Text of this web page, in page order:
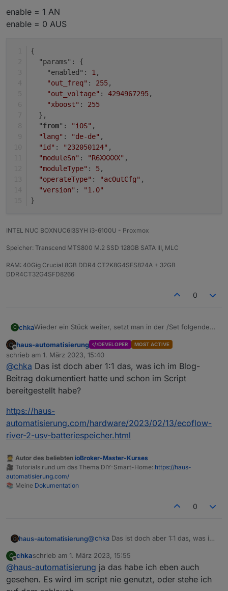
enable = 1 AN
enable = 0 AUS
{
  "params": {
    "enabled":
1,
"out_freq" : 255,
"out_voltage" : 4294967295,
"xboost" : 255
  },
  "
from": "iOS" ,
"lang" : "de-de" ,
"id" : "232050124" ,
"moduleSn" : "R6XXXXX" ,
"moduleType" : 5,
"operateType" : "acOutCfg" ,
"version" :
"1.0"
}
INTEL NUC BOXNUC6I3SYH i3-6100U - Proxmox
Speicher: Transcend MTS800 M.2 SSD 128GB SATA III, MLC
RAM: 40Gig Crucial 8GB DDR4 CT2K8G4SFS824A + 32GB
DDR4CT32G4SFD8266
0
C chkaWieder ein Stück weiter, setzt man in der /Set folgendes
Jetzt muss es noch in das Script rein.
enable = 1 AN
enable = 0 AUS
{
  "params": {
    "enabled": 1,
    "out_freq": 255,
    "xboost": 255
  },
  "from": "iOS",
  "moduleSn": "R6XXXXX",
  "moduleType": 5,
  "operateType": "acOutCfg",
Offline
haus-automatisierung DEVELOPER MOST ACTIVE
schrieb am 1. März 2023, 15:40
zuletzt editiert von
@chka Das ist doch aber 1:1 das, was ich im Blog-
Beitrag dokumentiert hatte und schon im Script
bereitgestellt habe?
https://haus-
automatisierung.com/hardware/2023/02/13/ecoflow-
river-2-usv-batteriespeicher.html
🧑‍🎓 Autor des beliebten ioBroker-Master-Kurses
🎥 Tutorials rund um das Thema DIY-Smart-Home: https://haus-
automatisierung.com/
📚 Meine Dokumentation
0
haus-automatisierung@chka Das ist doch aber 1:1 das, was ich
schon im Script bereitgestellt habe?
https://haus-
automatisierung.com/hardware/2023/02
/13/ecoflow-river-2-usv-
batteriespeicher.html
C
Offline
chkaschrieb am 1. März 2023, 15:55
zuletzt editiert von
@haus-automatisierung ja das habe ich eben auch
gesehen. Es wird im script nie genutzt, oder stehe ich